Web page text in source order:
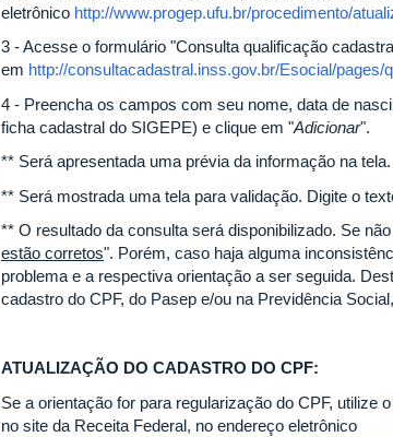
eletrônico http://www.progep.ufu.br/procedimento/
3 - Acesse o formulário "Consulta qualificação
em http://consultacadastral.inss.gov.br/Esocial/pages/
4 - Preencha os campos com seu nome, data de
ficha cadastral do SIGEPE) e clique em "Adicionar".
** Será apresentada uma prévia da informação na
** Será mostrada uma tela para validação. Digite o
** O resultado da consulta será disponibilizado. Se
estão corretos". Porém, caso haja alguma
problema e a respectiva orientação a ser seguida.
cadastro do CPF, do Pasep e/ou na Previdência
ATUALIZAÇÃO DO CADASTRO DO CPF:
Se a orientação for para regularização do CPF, utilize
no site da Receita Federal, no endereço eletrônico